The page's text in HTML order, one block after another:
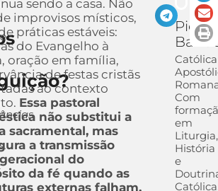
sendo a casa. Não
improvisos místicos,
práticas estáveis:
do Evangelho à
oração em família,
de festas cristãs
ao contexto
Essa pastoral
não substitui a
sacramental, mas
a transmissão
do
da fé quando as
externas falham.
Pietra
Católica
Com
em
Liturgia,
História
e